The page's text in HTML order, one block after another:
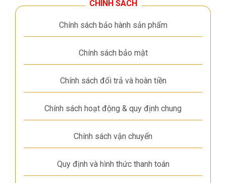
CHÍNH SÁCH
Chính sách bảo hành sản phẩm
Chính sách bảo mật
Chính sách đổi trả và hoàn tiền
Chính sách hoạt động & quy định chung
Chính sách vận chuyển
Quy định và hình thức thanh toán